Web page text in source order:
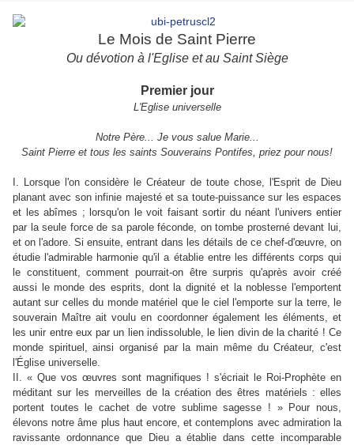
Le Mois de Saint Pierre
Ou dévotion à l'Eglise et au Saint Siège
Premier jour
L'Eglise universelle
Notre Père... Je vous salue Marie...
Saint Pierre et tous les saints Souverains Pontifes, priez pour nous!
I. Lorsque l'on considère le Créateur de toute chose, l'Esprit de Dieu
planant avec son infinie majesté et sa toute-puissance sur les espaces
et les abîmes ; lorsqu'on le voit faisant sortir du néant l'univers entier
par la seule force de sa parole féconde, on tombe prosterné devant lui,
et on l'adore. Si ensuite, entrant dans les détails de ce chef-d'œuvre, on
étudie l'admirable harmonie qu'il a établie entre les différents corps qui
le constituent, comment pourrait-on être surpris qu'après avoir créé
aussi le monde des esprits, dont la dignité et la noblesse l'emportent
autant sur celles du monde matériel que le ciel l'emporte sur la terre, le
souverain Maître ait voulu en coordonner également les éléments, et
les unir entre eux par un lien indissoluble, le lien divin de la charité ! Ce
monde spirituel, ainsi organisé par la main même du Créateur, c'est
l'Église universelle.
II. « Que vos œuvres sont magnifiques ! s'écriait le Roi-Prophète en
méditant sur les merveilles de la création des êtres matériels : elles
portent toutes le cachet de votre sublime sagesse ! » Pour nous,
élevons notre âme plus haut encore, et contemplons avec admiration la
ravissante ordonnance que Dieu a établie dans cette incomparable